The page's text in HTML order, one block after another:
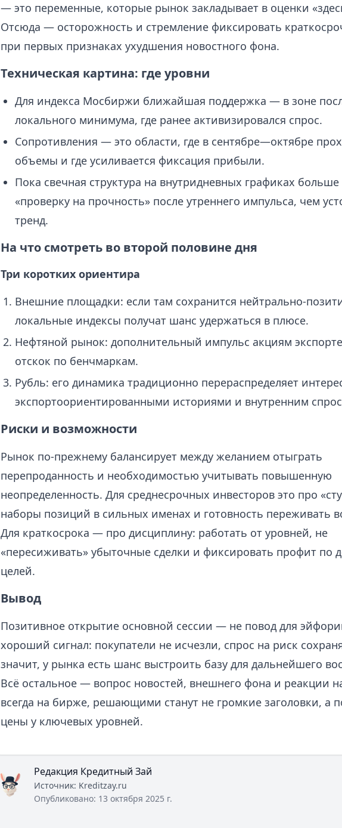
— это переменные, которые рынок закладывает в оценки
Отсюда — осторожность и стремление фиксировать
при первых признаках ухудшения новостного фона.
Техническая картина: где уровни
Для индекса Мосбиржи ближайшая поддержка — в зоне
локального минимума, где ранее активизировался спрос.
Сопротивления — это области, где в сентябре—октябре
объемы и где усиливается фиксация прибыли.
Пока свечная структура на внутридневных графиках
«проверку на прочность» после утреннего импульса, чем
тренд.
На что смотреть во второй половине дня
Три коротких ориентира
Внешние площадки: если там сохранится нейтрально-
локальные индексы получат шанс удержаться в плюсе.
Нефтяной рынок: дополнительный импульс акциям
отскок по бенчмаркам.
Рубль: его динамика традиционно перераспределяет
экспортоориентированными историями и внутренним
Риски и возможности
Рынок по-прежнему балансирует между желанием отыграть
перепроданность и необходимостью учитывать повышенную
неопределенность. Для среднесрочных инвесторов это про
наборы позиций в сильных именах и готовность переживать
Для краткосрока — про дисциплину: работать от уровней, не
«пересиживать» убыточные сделки и фиксировать профит по
целей.
Вывод
Позитивное открытие основной сессии — не повод для
хороший сигнал: покупатели не исчезли, спрос на риск
значит, у рынка есть шанс выстроить базу для дальнейшего
Всё остальное — вопрос новостей, внешнего фона и реакции
всегда на бирже, решающими станут не громкие заголовки, а
цены у ключевых уровней.
Редакция Кредитный Зай
Источник: Kreditzay.ru
Опубликовано: 13 октября 2025 г.